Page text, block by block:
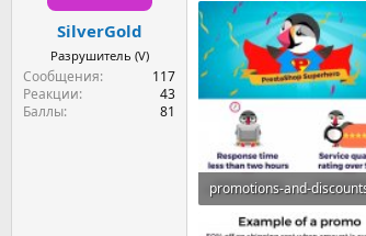
SilverGold
Разрушитель (V)
Сообщения
117
Реакции
43
Баллы
81
96 КБ · Просмотры: 8